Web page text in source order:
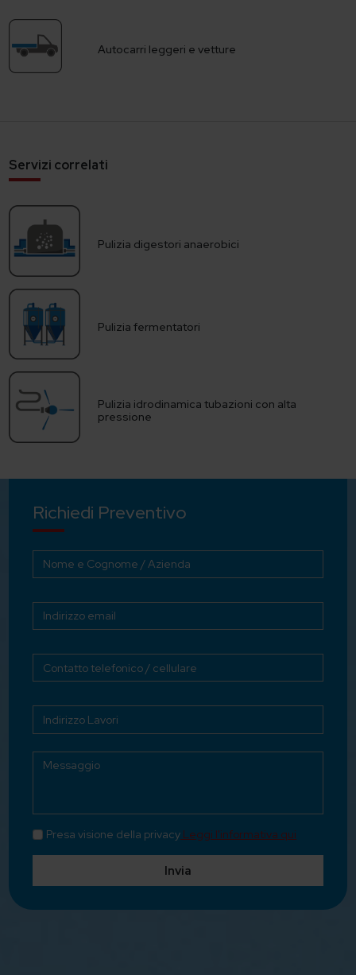
Autocarri leggeri e vetture
Servizi correlati
Pulizia digestori anaerobici
Pulizia fermentatori
Pulizia idrodinamica tubazioni con alta
pressione
Richiedi Preventivo
Presa visione della privacy Leggi l'informativa qui
Invia